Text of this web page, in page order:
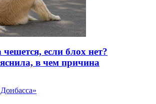
если блох нет?
в чем причина